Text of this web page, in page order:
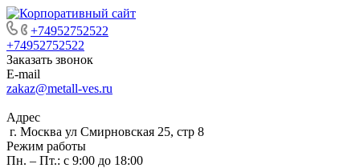
+74952752522
+74952752522
Заказать звонок
E-mail
zakaz@metall-ves.ru
Адрес
г. Москва ул Смирновская 25, стр 8
Режим работы
Пн. – Пт.: с 9:00 до 18:00